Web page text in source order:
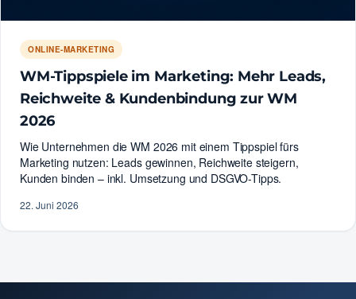
ONLINE-MARKETING
WM-Tippspiele im Marketing: Mehr Leads,
Reichweite & Kundenbindung zur WM
2026
Wie Unternehmen die WM 2026 mit einem Tippspiel fürs
Marketing nutzen: Leads gewinnen, Reichweite steigern,
Kunden binden – inkl. Umsetzung und DSGVO-Tipps.
22. Juni 2026